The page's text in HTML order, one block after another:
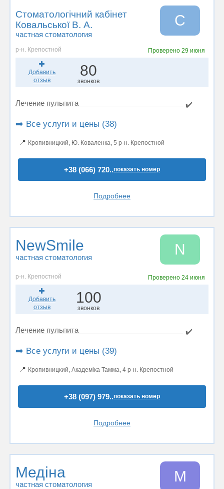
Стоматологічний кабінет
Ковальської В. А.
частная стоматология
С
р-н. Крепостной Проверено 29 июня
Добавить
отзыв
80
звонков
Лечение пульпита ✔️
➡️ Все услуги и цены (38)
📍 Кропивницкий, Ю. Коваленкa, 5 р-н. Крепостной
+38 (066) 720..показать номер
Подробнее
NewSmile
частная стоматология N
р-н. Крепостной Проверено 24 июня
Добавить
отзыв
100
звонков
Лечение пульпита ✔️
➡️ Все услуги и цены (39)
📍 Кропивницкий, Академіка Тамма, 4 р-н. Крепостной
+38 (097) 979..показать номер
Подробнее
Медіна
частная стоматология М